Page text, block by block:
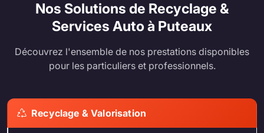
Nos Solutions de Recyclage &
Services Auto à Puteaux
Découvrez l'ensemble de nos prestations disponibles
pour les particuliers et professionnels.
Recyclage & Valorisation